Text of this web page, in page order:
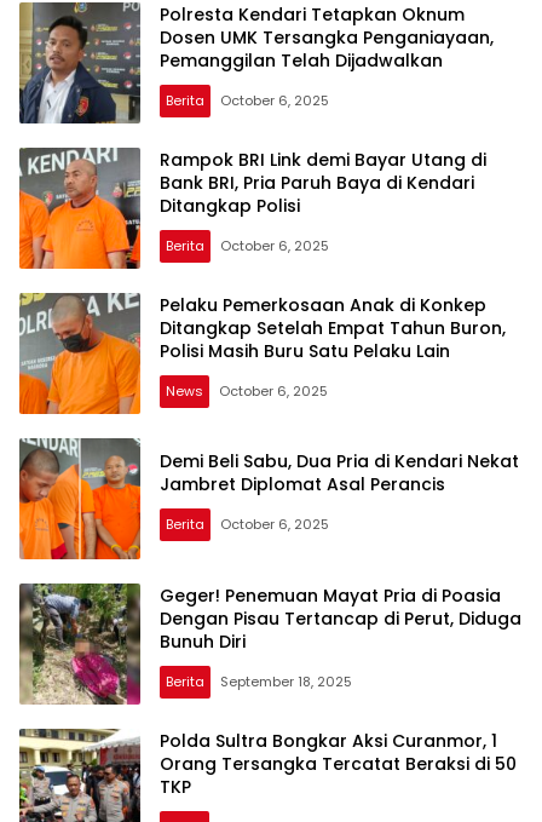
Polresta Kendari Tetapkan Oknum
Dosen UMK Tersangka Penganiayaan,
Pemanggilan Telah Dijadwalkan
Berita October 6, 2025
Rampok BRI Link demi Bayar Utang di
Bank BRI, Pria Paruh Baya di Kendari
Ditangkap Polisi
Berita October 6, 2025
Pelaku Pemerkosaan Anak di Konkep
Ditangkap Setelah Empat Tahun Buron,
Polisi Masih Buru Satu Pelaku Lain
News October 6, 2025
Demi Beli Sabu, Dua Pria di Kendari Nekat
Jambret Diplomat Asal Perancis
Berita October 6, 2025
Geger! Penemuan Mayat Pria di Poasia
Dengan Pisau Tertancap di Perut, Diduga
Bunuh Diri
Berita September 18, 2025
Polda Sultra Bongkar Aksi Curanmor, 1
Orang Tersangka Tercatat Beraksi di 50
TKP